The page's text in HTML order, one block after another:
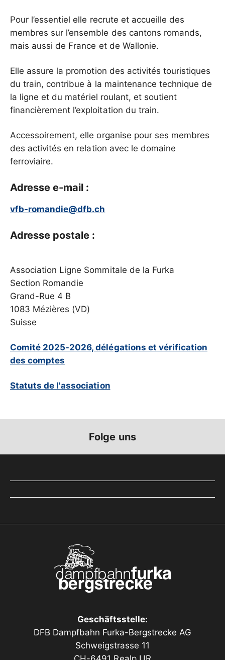
Pour l’essentiel elle recrute et accueille des
membres sur l’ensemble des cantons romands,
mais aussi de France et de Wallonie.
Elle assure la promotion des activités touristiques
du train, contribue à la maintenance technique de
la ligne et du matériel roulant, et soutient
financièrement l’exploitation du train.
Accessoirement, elle organise pour ses membres
des activités en relation avec le domaine
ferroviaire.
Adresse e-mail :
vfb-romandie@dfb.ch
Adresse postale :
Association Ligne Sommitale de la Furka
Section Romandie
Grand-Rue 4 B
1083 Mézières (VD)
Suisse
Comité 2025-2026, délégations et vérification
des comptes
Statuts de l'association
Folge uns
Geschäftsstelle:
DFB Dampfbahn Furka-Bergstrecke AG
Schweigstrasse 11